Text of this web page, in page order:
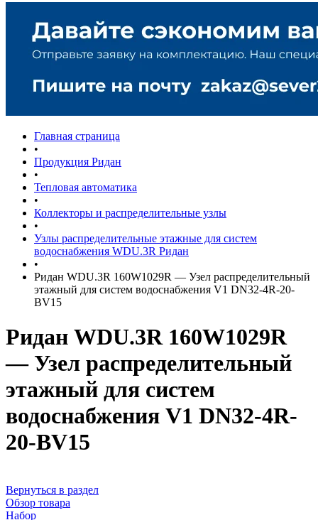
Главная страница
•
Продукция Ридан
•
Тепловая автоматика
•
Коллекторы и распределительные узлы
•
Узлы распределительные этажные для систем
водоснабжения WDU.3R Ридан
•
Ридан WDU.3R 160W1029R — Узел распределительный
этажный для систем водоснабжения V1 DN32-4R-20-
BV15
Ридан WDU.3R 160W1029R
— Узел распределительный
этажный для систем
водоснабжения V1 DN32-4R-
20-BV15
Вернуться в раздел
Обзор товара
Набор